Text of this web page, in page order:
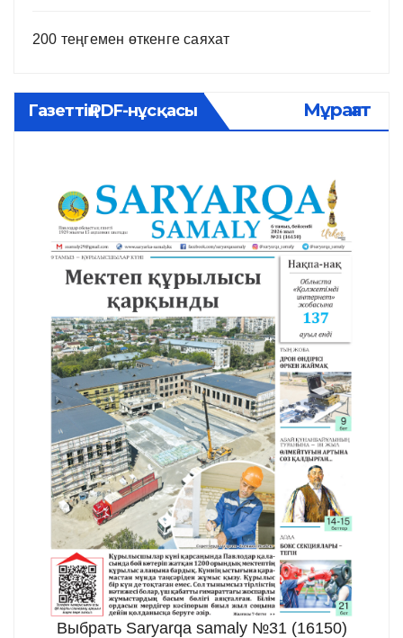
200 теңгемен өткенге саяхат
Газеттің PDF-нұсқасы Мұрағат
Выбрать Saryarqa samaly №31 (16150)